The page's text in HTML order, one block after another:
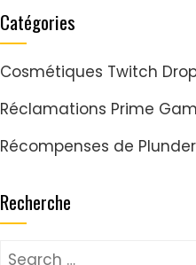
Catégories
Cosmétiques Twitch
Réclamations Prime
Récompenses de
Recherche
Search